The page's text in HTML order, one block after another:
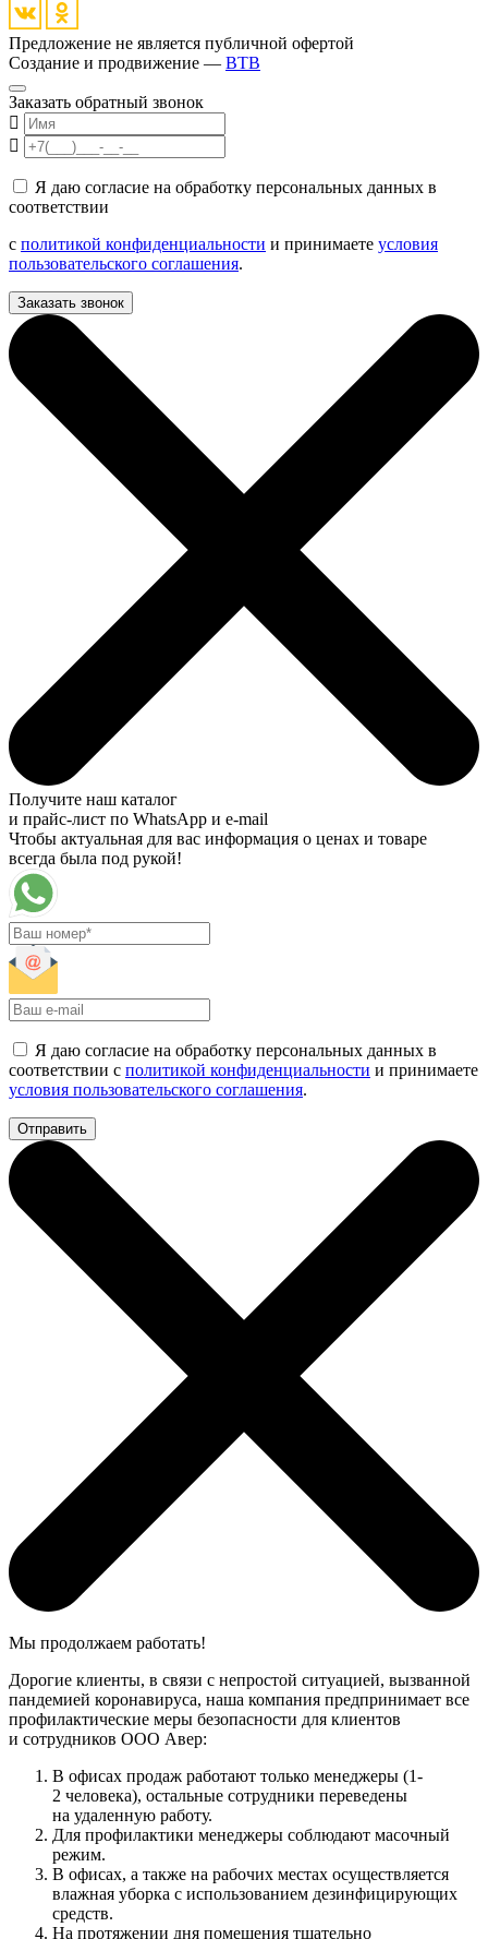
Предложение не является публичной офертой
Создание и продвижение — BTB
Заказать обратный звонок
Я даю согласие на обработку персональных данных в
соответствии
с политикой конфиденциальности и принимаете условия
пользовательского соглашения.
Заказать звонок
Получите наш каталог
и прайс-лист по WhatsApp и e-mail
Чтобы актуальная для вас информация о ценах и товаре
всегда была под рукой!
Я даю согласие на обработку персональных данных в
соответствии с политикой конфиденциальности и принимаете
условия пользовательского соглашения.
Мы продолжаем работать!
Дорогие клиенты, в связи с непростой ситуацией, вызванной
пандемией коронавируса, наша компания предпринимает все
профилактические меры безопасности для клиентов
и сотрудников ООО Авер:
В офисах продаж работают только менеджеры (1-
2 человека), остальные сотрудники переведены
на удаленную работу.
Для профилактики менеджеры соблюдают масочный
режим.
В офисах, а также на рабочих местах осуществляется
влажная уборка с использованием дезинфицирующих
средств.
На протяжении дня помещения тщательно